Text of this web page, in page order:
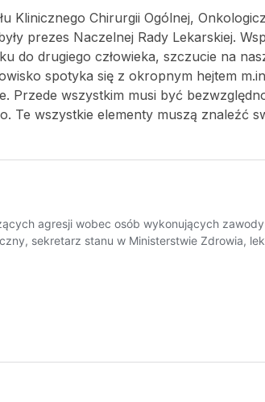
Klinicznego Chirurgii Ogólnej,
prezes Naczelnej Rady Lekarskiej.
do drugiego człowieka, szczucie na
spotyka się z okropnym hejtem
Przede wszystkim musi być
Te wszystkie elementy muszą znaleźć